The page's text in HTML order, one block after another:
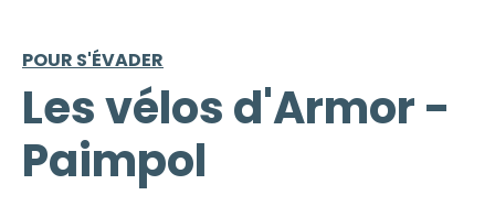
POUR S'ÉVADER
Les vélos d'Armor -
Paimpol